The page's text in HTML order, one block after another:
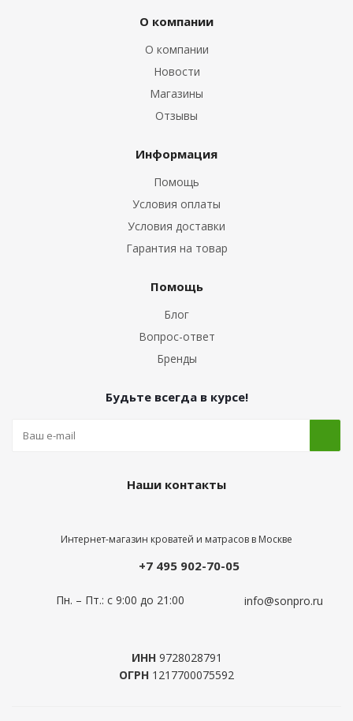
О компании
О компании
Новости
Магазины
Отзывы
Информация
Помощь
Условия оплаты
Условия доставки
Гарантия на товар
Помощь
Блог
Вопрос-ответ
Бренды
Будьте всегда в курсе!
Наши контакты
Интернет-магазин кроватей и матрасов в Москве
+7 495 902-70-05
Пн. – Пт.: с 9:00 до 21:00 info@sonpro.ru
ИНН9728028791
ОГРН 1217700075592